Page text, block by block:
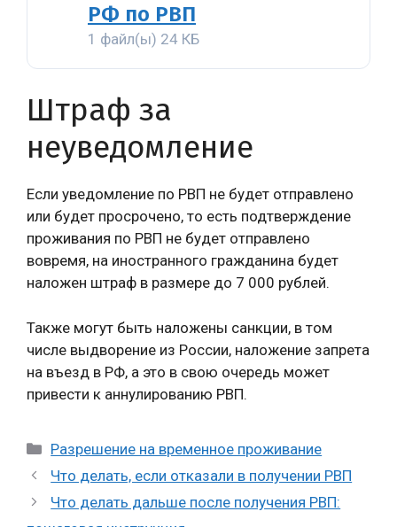
РФ по РВП
1 файл(ы) 24 КБ
Штраф за
неуведомление
Если уведомление по РВП не будет отправлено
или будет просрочено, то есть подтверждение
проживания по РВП не будет отправлено
вовремя, на иностранного гражданина будет
наложен штраф в размере до 7 000 рублей.
Также могут быть наложены санкции, в том
числе выдворение из России, наложение запрета
на въезд в РФ, а это в свою очередь может
привести к аннулированию РВП.
Рубрики
Разрешение на временное проживание
Что делать, если отказали в получении РВП
Что делать дальше после получения РВП: